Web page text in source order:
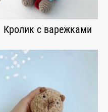
Кролик с варежками